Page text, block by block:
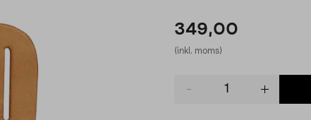
349,00
(inkl. moms)